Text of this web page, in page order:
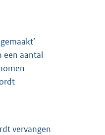
een aantal
vervangen